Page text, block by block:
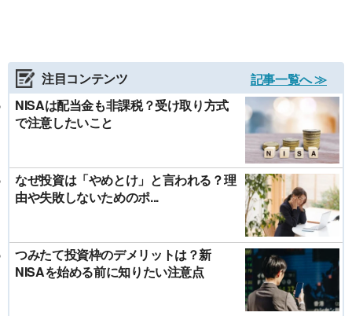
注目コンテンツ
記事一覧へ ≫
NISAは配当金も非課税？受け取り方式
で注意したいこと
なぜ投資は「やめとけ」と言われる？理
由や失敗しないためのポ...
つみたて投資枠のデメリットは？新
NISAを始める前に知りたい注意点